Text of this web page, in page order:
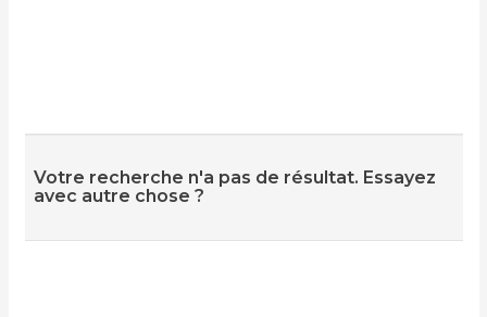
Votre recherche n'a pas de résultat. Essayez
avec autre chose ?